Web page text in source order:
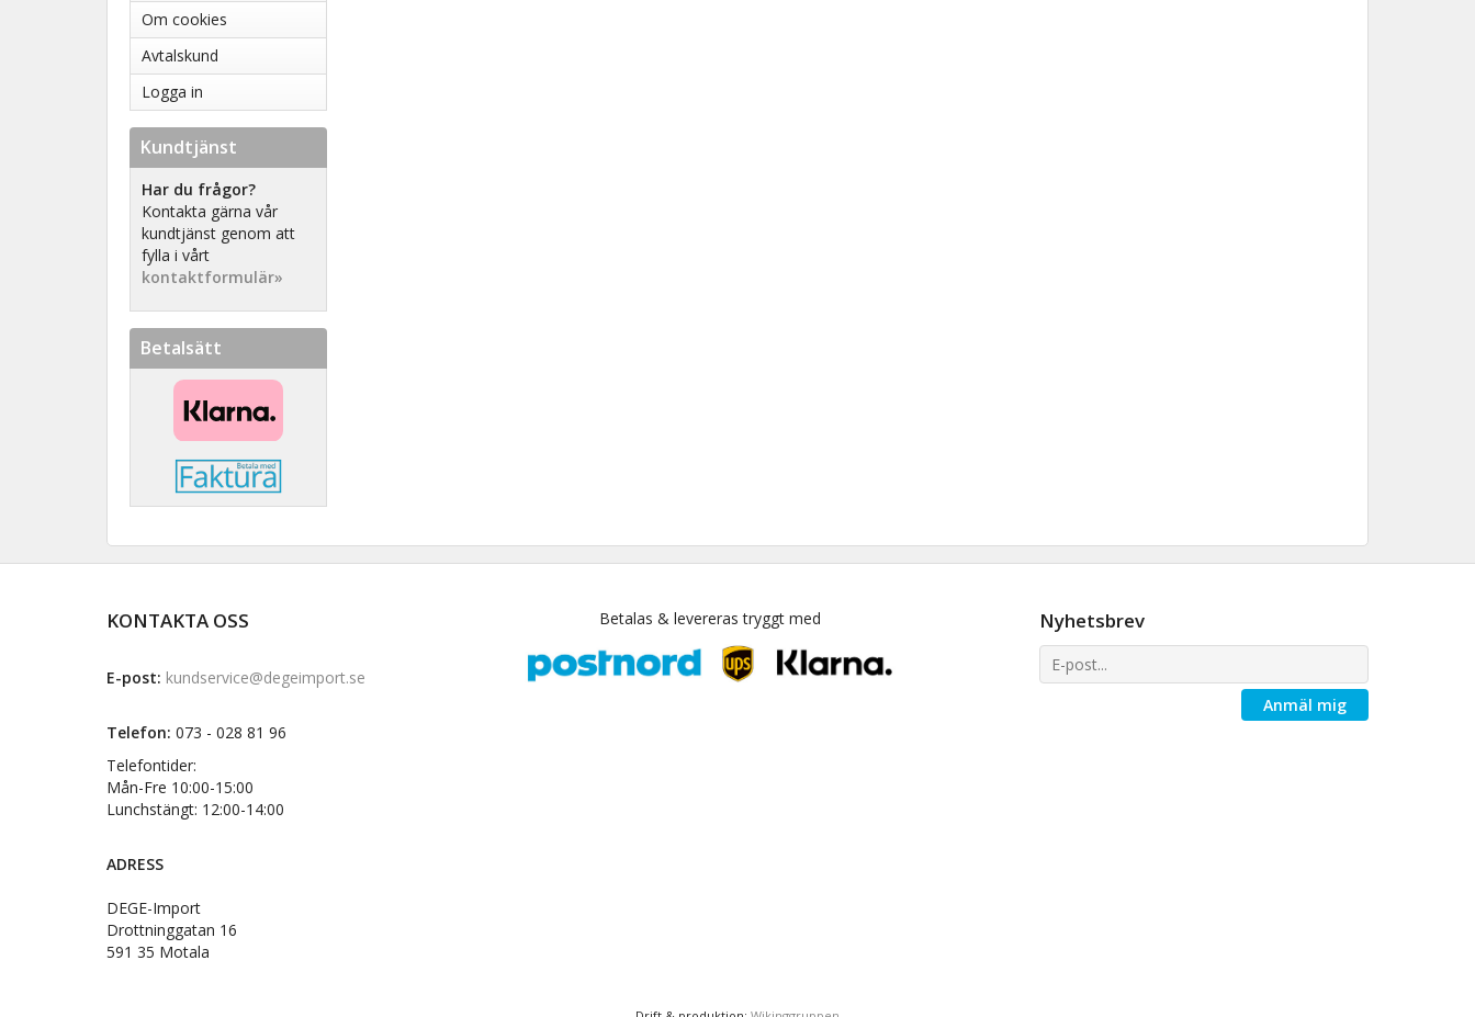
Om cookies
Avtalskund
Logga in
Kundtjänst
Har du frågor?
Kontakta gärna vår
kundtjänst genom att
fylla i vårt
kontaktformulär»
Betalsätt
KONTAKTA OSS
E-post: kundservice@degeimport.se
Telefon: 073 - 028 81 96
Telefontider:
Mån-Fre 10:00-15:00
Lunchstängt: 12:00-14:00
ADRESS
DEGE-Import
Drottninggatan 16
591 35 Motala
Nyhetsbrev
Anmäl mig
Betalas & levereras tryggt med